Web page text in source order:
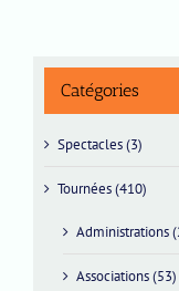
Catégories
Spectacles (3)
Tournées (410)
Administrations
Associations (53)